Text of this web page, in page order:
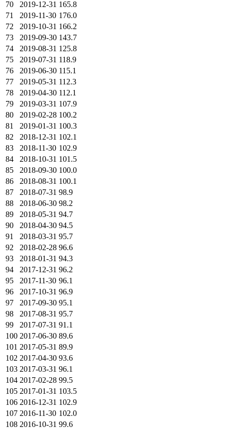
70
2019-12-31 165.8
71
2019-11-30 176.0
72
2019-10-31 166.2
73
2019-09-30 143.7
74
2019-08-31 125.8
75
2019-07-31 118.9
76
2019-06-30 115.1
77
2019-05-31 112.3
78
2019-04-30 112.1
79
2019-03-31 107.9
80
2019-02-28 100.2
81
2019-01-31 100.3
82
2018-12-31 102.1
83
2018-11-30 102.9
84
2018-10-31 101.5
85
2018-09-30 100.0
86
2018-08-31 100.1
87
2018-07-31 98.9
88
2018-06-30 98.2
89
2018-05-31 94.7
90
2018-04-30 94.5
91
2018-03-31 95.7
92
2018-02-28 96.6
93
2018-01-31 94.3
94
2017-12-31 96.2
95
2017-11-30 96.1
96
2017-10-31 96.9
97
2017-09-30 95.1
98
2017-08-31 95.7
99
2017-07-31 91.1
100 2017-06-30 89.6
101 2017-05-31 89.9
102 2017-04-30 93.6
103 2017-03-31 96.1
104 2017-02-28 99.5
105 2017-01-31 103.5
106 2016-12-31 102.9
107 2016-11-30 102.0
108 2016-10-31 99.6